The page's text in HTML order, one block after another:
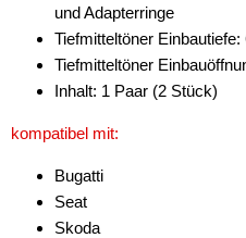
für Seat
für Skoda
Citigo
Fabia
Kodiaq
und Adapterringe
Tiefmitteltöner Einbautiefe:
Tiefmitteltöner
Inhalt: 1 Paar (2 Stück)
kompatibel mit:
Bugatti
Seat
Skoda